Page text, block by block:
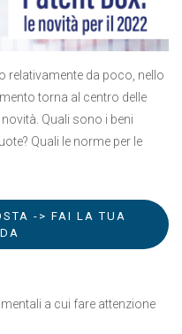
relativamente da poco, nello
torna al centro delle
Quali sono i beni
Quali le norme per le
-> FAI LA TUA
a cui fare attenzione